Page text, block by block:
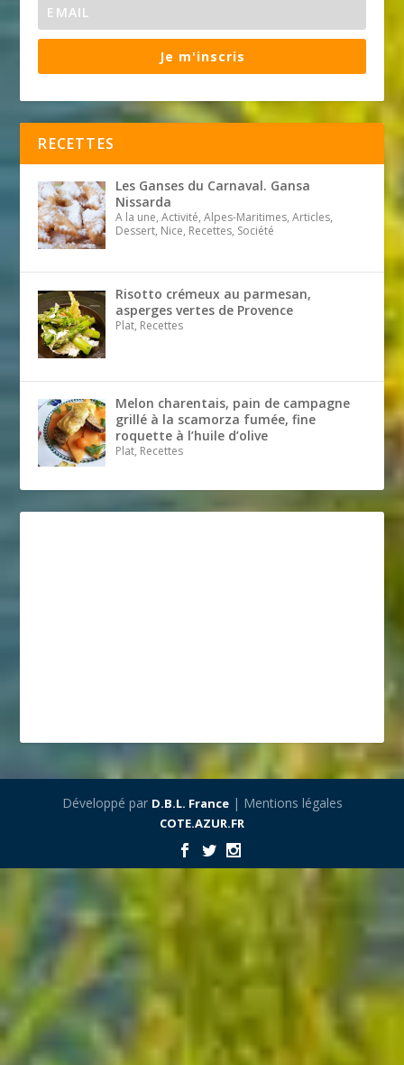
Je m'inscris
RECETTES
Les Ganses du Carnaval. Gansa
Nissarda
A la une, Activité, Alpes-Maritimes, Articles,
Dessert, Nice, Recettes, Société
Risotto crémeux au parmesan,
asperges vertes de Provence
Plat, Recettes
Melon charentais, pain de campagne
grillé à la scamorza fumée, fine
roquette à l’huile d’olive
Plat, Recettes
Développé par D.B.L. France| Mentions légales
COTE.AZUR.FR